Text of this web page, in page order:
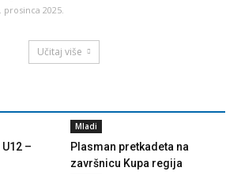
prosinca 2025.
Učitaj više
–
Mladi
Plasman pretkadeta na
završnicu Kupa regija